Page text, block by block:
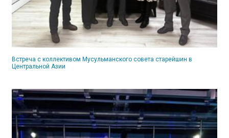
Встреча с коллективом Мусульманского совета старейшин в
Центральной Азии